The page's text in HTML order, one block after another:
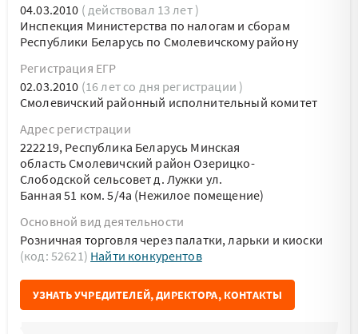
04.03.2010 ( действовал 13 лет )
Инспекция Министерства по налогам и сборам
Республики Беларусь по Смолевичскому району
Регистрация ЕГР
02.03.2010 (16 лет со дня регистрации )
Смолевичский районный исполнительный комитет
Адрес регистрации
222219, Республика Беларусь Минская
область Смолевичский район Озерицко-
Слободской сельсовет д. Лужки ул.
Банная 51 ком. 5/4а (Нежилое помещение)
Основной вид деятельности
Розничная торговля через палатки, ларьки и киоски
(код: 52621) Найти конкурентов
УЗНАТЬ УЧРЕДИТЕЛЕЙ, ДИРЕКТОРА, КОНТАКТЫ